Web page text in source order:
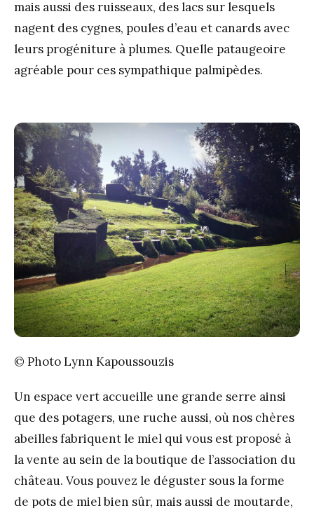
mais aussi des ruisseaux, des lacs sur lesquels
nagent des cygnes, poules d’eau et canards avec
leurs progéniture à plumes. Quelle pataugeoire
agréable pour ces sympathique palmipèdes.
© Photo Lynn Kapoussouzis
Un espace vert accueille une grande serre ainsi
que des potagers, une ruche aussi, où nos chères
abeilles fabriquent le miel qui vous est proposé à
la vente au sein de la boutique de l’association du
château. Vous pouvez le déguster sous la forme
de pots de miel bien sûr, mais aussi de moutarde,